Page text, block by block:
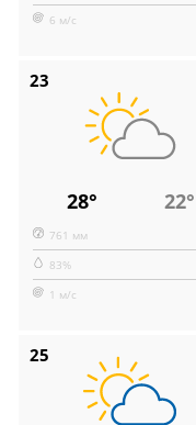
6 м/с
23
28° 22°
761 мм
83%
1 м/с
25